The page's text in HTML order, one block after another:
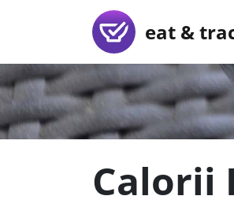
eat &
Calorii